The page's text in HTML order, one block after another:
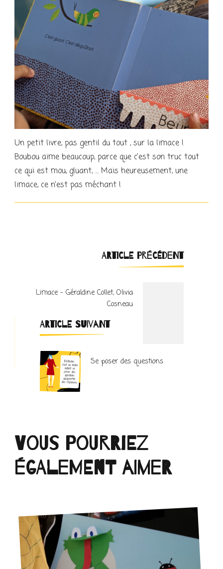
Un petit livre, pas gentil du tout , sur la limace !
Boubou aime beaucoup, parce que c’est son truc tout
ce qui est mou, gluant, … Mais heureusement, une
limace, ce n’est pas méchant !
Navigation
d'article
ARTICLE PRÉCÉDENT
Limace – Géraldine Collet, Olivia
Cosneau
ARTICLE SUIVANT
Se poser des questions
Vous pourriez
également aimer